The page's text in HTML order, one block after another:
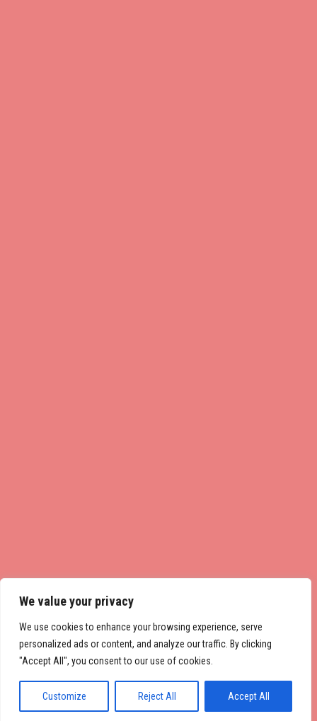
We value your privacy
We use cookies to enhance your browsing experience, serve
personalized ads or content, and analyze our traffic. By clicking
"Accept All", you consent to our use of cookies.
Customize Reject All Accept All